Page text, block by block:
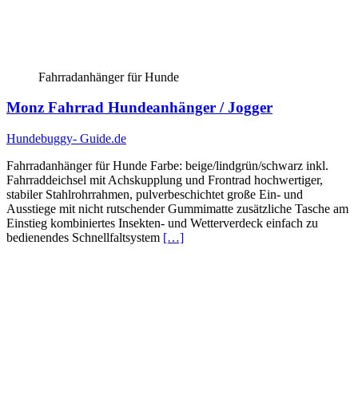
Fahrradanhänger für Hunde
Monz Fahrrad Hundeanhänger / Jogger
Hundebuggy- Guide.de
Fahrradanhänger für Hunde Farbe: beige/lindgrün/schwarz inkl.
Fahrraddeichsel mit Achskupplung und Frontrad hochwertiger,
stabiler Stahlrohrrahmen, pulverbeschichtet große Ein- und
Ausstiege mit nicht rutschender Gummimatte zusätzliche Tasche am
Einstieg kombiniertes Insekten- und Wetterverdeck einfach zu
bedienendes Schnellfaltsystem […]